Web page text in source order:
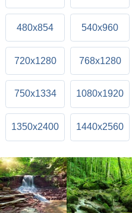
480x854 540x960
720x1280 768x1280
750x1334 1080x1920
1350x2400 1440x2560